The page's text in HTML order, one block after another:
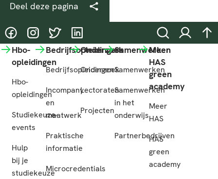
Deel deze pagina
@HASgreenacademy
@HASgreenacademy
@greenacademyHAS
@HASgreenacademy ZoekenInloggen
Hbo-
opleidingen
Hbo-
opleidingen
Studiekeuze-
events
Hulp
bij je
studiekeuze
Bedrijfsopleidingen
Bedrijfsopleidingen
Incompany
en
maatwerk
Praktische
informatie
Microcredentials
Onderzoek
Onderzoek
Lectoraten
Projecten
Samenwerken
Samenwerken
Samenwerken
in het
onderwijs
Partnerbedrijven
Meer
HAS
green
academy
Meer
HAS
HAS
green
academy